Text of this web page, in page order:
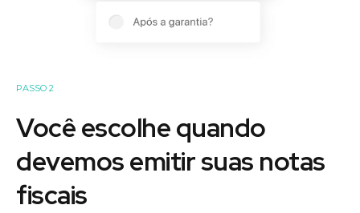
PASSO 2
Você escolhe quando
devemos emitir suas notas
fiscais